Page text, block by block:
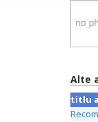
Alte
titlu